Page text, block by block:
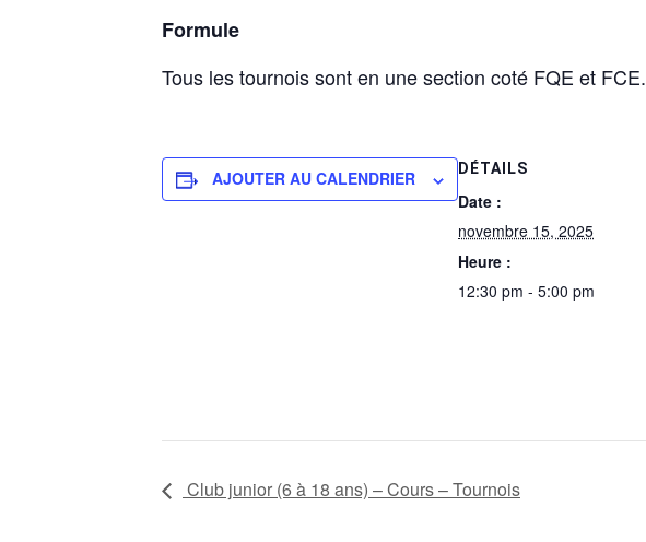
Formule
Tous les tournois sont en une section coté FQE et FCE.
AJOUTER AU CALENDRIER DÉTAILS
Date :
novembre 15, 2025
Heure :
12:30 pm - 5:00 pm
Club junior (6 à 18 ans) – Cours – Tournois